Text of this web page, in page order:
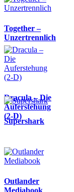
Together –
Unzertrennlich
Dracula – Die
Auferstehung
(2-D)
Supershark
Outlander
Mediabook